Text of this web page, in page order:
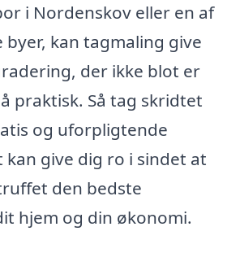
i Nordenskov eller en af
kan tagmaling give
der ikke blot er
praktisk. Så tag skridtet
og uforpligtende
give dig ro i sindet at
den bedste
hjem og din økonomi.